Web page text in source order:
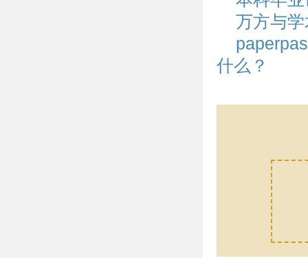
万方与
什么？